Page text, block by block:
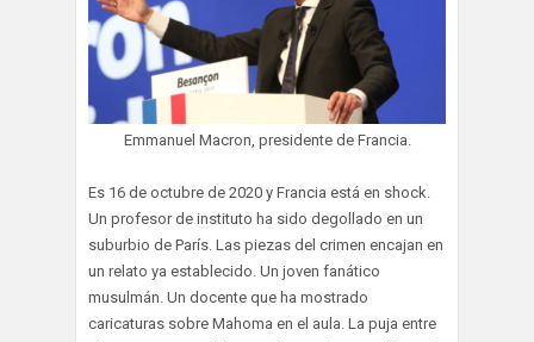
Emmanuel Macron, presidente de Francia.
Es 16 de octubre de 2020 y Francia está en shock.
Un profesor de instituto ha sido degollado en un
suburbio de París. Las piezas del crimen encajan en
un relato ya establecido. Un joven fanático
musulmán. Un docente que ha mostrado
caricaturas sobre Mahoma en el aula. La puja entre